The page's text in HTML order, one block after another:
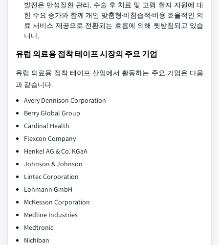
발전은 만성질환 관리, 수술 후 치료 및 고령 환자 지원에 대
한 수요 증가와 함께 개인 맞춤형·비침습적·비용 효율적인 의
료 서비스 제공으로 전환되는 흐름에 의해 뒷받침되고 있습
니다.
유럽 의료용 접착 테이프 시장의 주요 기업
유럽 의료용 접착 테이프 산업에서 활동하는 주요 기업은 다음
과 같습니다.
Avery Dennison Corporation
Berry Global Group
Cardinal Health
Flexcon Company
Henkel AG & Co. KGaA
Johnson & Johnson
Lintec Corporation
Lohmann GmbH
McKesson Corporation
Medline Industries
Medtronic
Nichiban